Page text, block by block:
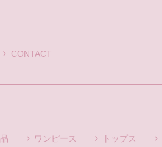
CONTACT
ワンピース トップス